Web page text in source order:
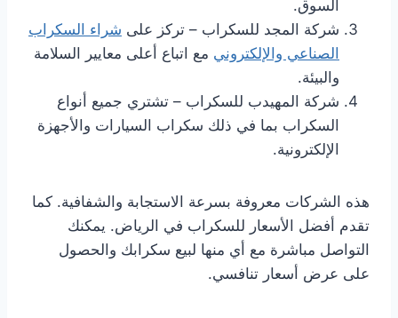
السوق.
شركة المجد للسكراب – تركز على شراء السكراب
الصناعي والإلكتروني مع اتباع أعلى معايير السلامة
والبيئة.
شركة المهيدب للسكراب – تشتري جميع أنواع
السكراب بما في ذلك سكراب السيارات والأجهزة
الإلكترونية.
هذه الشركات معروفة بسرعة الاستجابة والشفافية. كما
تقدم أفضل الأسعار للسكراب في الرياض. يمكنك
التواصل مباشرة مع أي منها لبيع سكرابك والحصول
على عرض أسعار تنافسي.